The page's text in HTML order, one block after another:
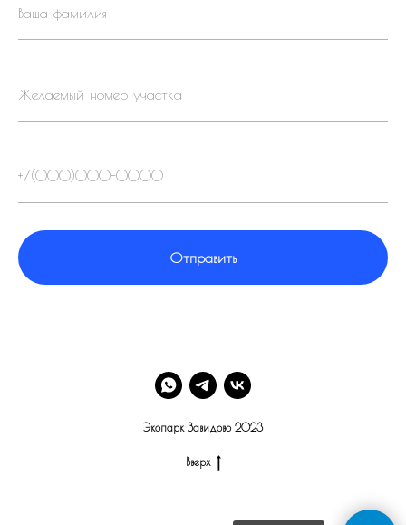
Отправить
Экопарк Завидово 2023
Вверх